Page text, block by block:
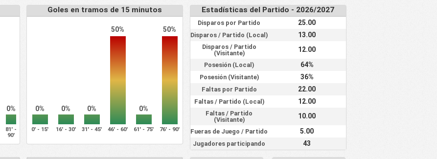
0%
81' -
90'
Goles en tramos de 15 minutos
0% 0% 0%
50%
0%
50%
0' - 15' 16' - 30' 31' - 45' 46' - 60' 61' - 75' 76' - 90'
Estadísticas del Partido - 2026/2027
Disparos por Partido 25.00
Disparos / Partido (Local) 13.00
Disparos / Partido
(Visitante)
12.00
Posesión (Local) 64%
Posesión (Visitante) 36%
Faltas por Partido 22.00
Faltas / Partido (Local) 12.00
Faltas / Partido
(Visitante)
10.00
Fueras de Juego / Partido 5.00
Jugadores participando 43